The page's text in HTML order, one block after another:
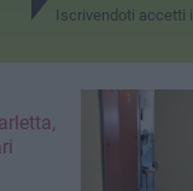
Iscrivendoti accetti i